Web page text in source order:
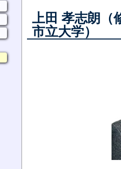
上田 孝志朗（
市立大学）